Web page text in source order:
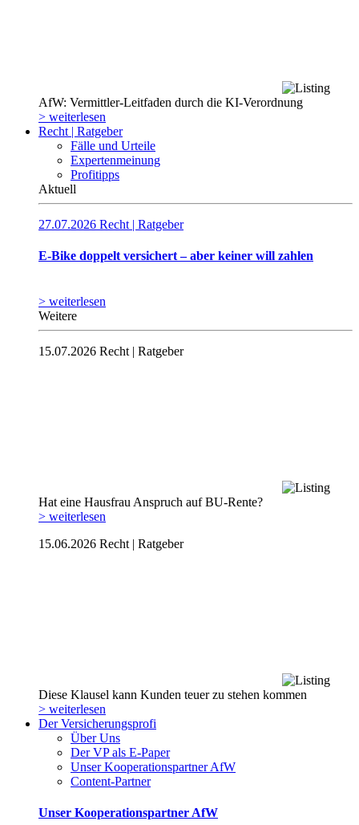
AfW: Vermittler-Leitfaden durch die KI-Verordnung
> weiterlesen
Recht | Ratgeber
Fälle und Urteile
Expertenmeinung
Profitipps
Aktuell
27.07.2026 Recht | Ratgeber
E-Bike doppelt versichert – aber keiner will zahlen
> weiterlesen
Weitere
15.07.2026 Recht | Ratgeber
Hat eine Hausfrau Anspruch auf BU-Rente?
> weiterlesen
15.06.2026 Recht | Ratgeber
Diese Klausel kann Kunden teuer zu stehen kommen
> weiterlesen
Der Versicherungsprofi
Über Uns
Der VP als E-Paper
Unser Kooperationspartner AfW
Content-Partner
Unser Kooperationspartner AfW